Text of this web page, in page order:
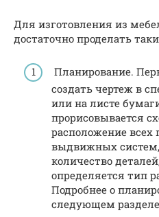
Для изготовления из
достаточно проделать
Планирование.
создать чертеж в
или на листе
прорисовывается
расположение всех
выдвижных систем,
количество
определяется тип
Подробнее о
следующем разделе